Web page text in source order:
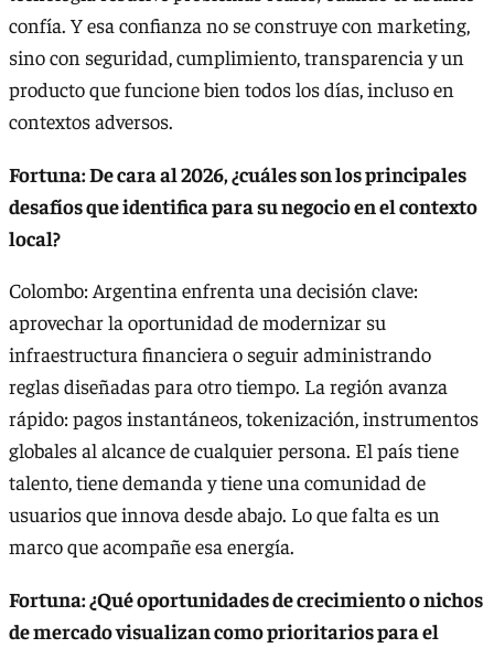
confía. Y esa confianza no se construye con marketing,
sino con seguridad, cumplimiento, transparencia y un
producto que funcione bien todos los días, incluso en
contextos adversos.
Fortuna: De cara al 2026, ¿cuáles son los principales
desafíos que identifica para su negocio en el contexto
local?
Colombo: Argentina enfrenta una decisión clave:
aprovechar la oportunidad de modernizar su
infraestructura financiera o seguir administrando
reglas diseñadas para otro tiempo. La región avanza
rápido: pagos instantáneos, tokenización, instrumentos
globales al alcance de cualquier persona. El país tiene
talento, tiene demanda y tiene una comunidad de
usuarios que innova desde abajo. Lo que falta es un
marco que acompañe esa energía.
Fortuna: ¿Qué oportunidades de crecimiento o nichos
de mercado visualizan como prioritarios para el